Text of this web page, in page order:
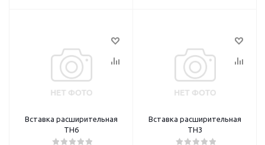
Вставка расширительная
TH6
Вставка расширительная
TH3